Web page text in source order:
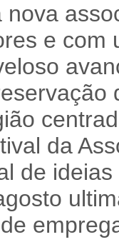
nova
e com
da
de